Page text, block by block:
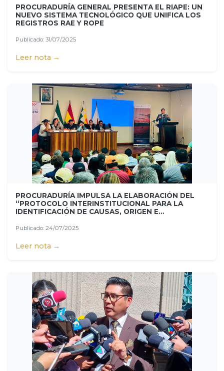
PROCURADURÍA GENERAL PRESENTA EL RIAPE: UN
NUEVO SISTEMA TECNOLÓGICO QUE UNIFICA LOS
REGISTROS RAE Y ROPE
Publicado: 31/07/2025
Leer nota →
PROCURADURÍA IMPULSA LA ELABORACIÓN DEL
“PROTOCOLO INTERINSTITUCIONAL PARA LA
IDENTIFICACIÓN DE CAUSAS, ORIGEN E
Publicado: 24/07/2025
Leer nota →